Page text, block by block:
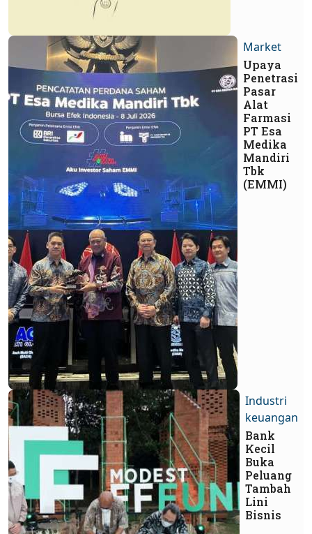
Market
Upaya
Penetrasi
Pasar
Alat
Farmasi
PT Esa
Medika
Mandiri
Tbk
(EMMI)
Industri
keuangan
Bank
Kecil
Buka
Peluang
Tambah
Lini
Bisnis